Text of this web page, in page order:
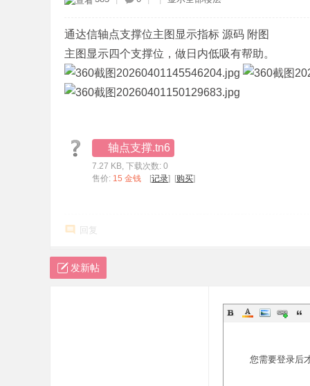
式
通达信轴点支撑位主图显示指标 源码 附图
主图显示四个支撑位，做日内低吸有帮助。
轴点支撑.tn6
7.27 KB, 下载次数: 0
售价: 15 金钱 [记录] [购买]
回复
发新帖
您需要登录后